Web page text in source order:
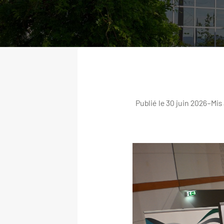
Publié le 30 juin 2026–